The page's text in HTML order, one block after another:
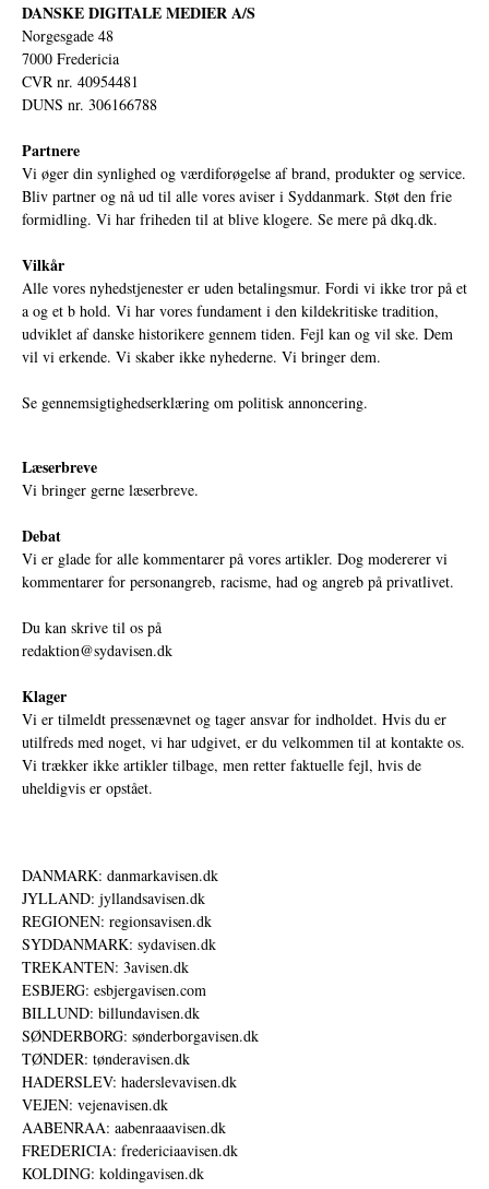
DANSKE DIGITALE MEDIER A/S
Norgesgade 48
7000 Fredericia
CVR nr. 40954481
DUNS nr. 306166788
Partnere
Vi øger din synlighed og værdiforøgelse af brand, produkter og service.
Bliv partner og nå ud til alle vores aviser i Syddanmark. Støt den frie
formidling. Vi har friheden til at blive klogere. Se mere på dkq.dk.
Vilkår
Alle vores nyhedstjenester er uden betalingsmur. Fordi vi ikke tror på et
a og et b hold. Vi har vores fundament i den kildekritiske tradition,
udviklet af danske historikere gennem tiden. Fejl kan og vil ske. Dem
vil vi erkende. Vi skaber ikke nyhederne. Vi bringer dem.
Se gennemsigtighedserklæring om politisk annoncering.
Læserbreve
Vi bringer gerne læserbreve.
Debat
Vi er glade for alle kommentarer på vores artikler. Dog modererer vi
kommentarer for personangreb, racisme, had og angreb på privatlivet.
Du kan skrive til os på
redaktion@sydavisen.dk
Klager
Vi er tilmeldt pressenævnet og tager ansvar for indholdet. Hvis du er
utilfreds med noget, vi har udgivet, er du velkommen til at kontakte os.
Vi trækker ikke artikler tilbage, men retter faktuelle fejl, hvis de
uheldigvis er opstået.
DANMARK: danmarkavisen.dk
JYLLAND: jyllandsavisen.dk
REGIONEN: regionsavisen.dk
SYDDANMARK: sydavisen.dk
TREKANTEN: 3avisen.dk
ESBJERG: esbjergavisen.com
BILLUND: billundavisen.dk
SØNDERBORG: sønderborgavisen.dk
TØNDER: tønderavisen.dk
HADERSLEV: haderslevavisen.dk
VEJEN: vejenavisen.dk
AABENRAA: aabenraaavisen.dk
FREDERICIA: fredericiaavisen.dk
KOLDING: koldingavisen.dk